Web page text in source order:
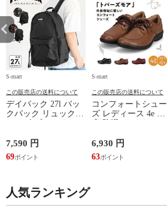
85363 85364
85720 85721
85363 85364
85720 85721
S-mart
この販売店の送料について
デイパック 27l バッ
クパック リュック
鞄 機内持ち込み 夏
スラッシャー
THRASHER r1929
7,590 円
69
S-mart
この販売店の送料について
コンフォートシュー
ズ レディース 4e 幅
シューズ 黒 トパー
ズ モア 靴 カジュア
ルシューズ 外反母趾
6,930 円
63
人気ランキング